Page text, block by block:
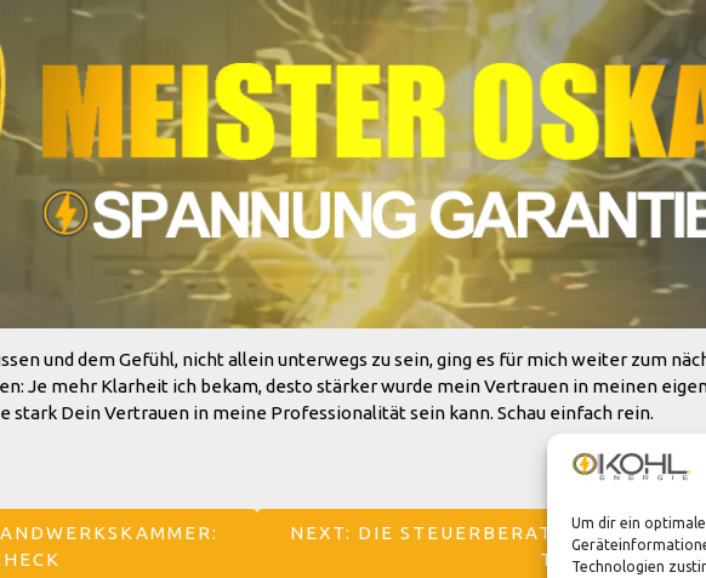
Um dir ein
Technologien
und dem Gefühl, nicht allein unterwegs zu sein, ging es für mich weiter zum
Je mehr Klarheit ich bekam, desto stärker wurde mein Vertrauen in meinen
stark Dein Vertrauen in meine Professionalität sein kann. Schau einfach rein.
NEXT: DIE STEUERBERATERIN:
TUT